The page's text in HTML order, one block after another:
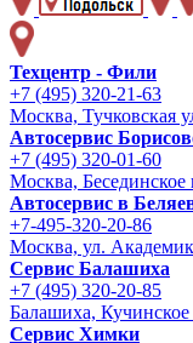
Техцентр - Фили
+7 (495) 320-21-63
Москва, Тучковская
Автосервис
+7 (495) 320-01-60
Москва, Бесединское
Автосервис в
+7-495-320-20-86
Москва, ул.
Сервис Балашиха
+7 (495) 320-20-85
Балашиха,
Сервис Химки